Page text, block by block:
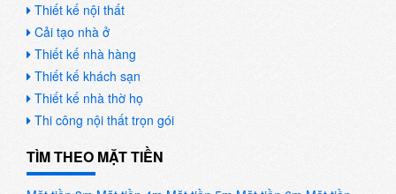
Thiết kế nội thất
Cải tạo nhà ở
Thiết kế nhà hàng
Thiết kế khách sạn
Thiết kế nhà thờ họ
Thi công nội thất trọn gói
TÌM THEO MẶT TIỀN